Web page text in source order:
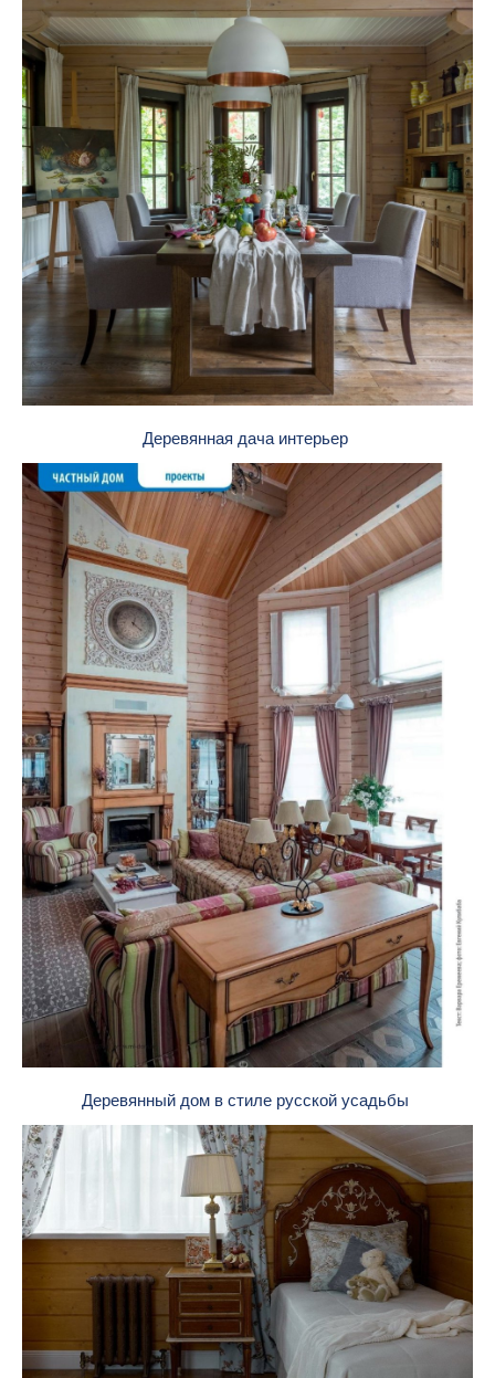
Деревянная дача интерьер
Деревянный дом в стиле русской усадьбы